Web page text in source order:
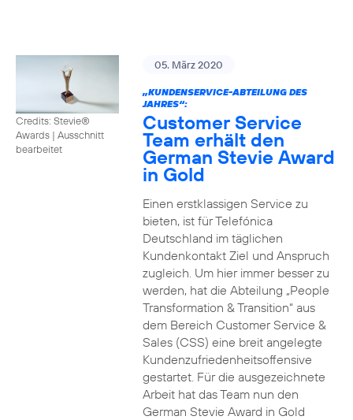
Credits: Stevie®
Awards | Ausschnitt
bearbeitet
05. März 2020
„KUNDENSERVICE-ABTEILUNG DES
JAHRES“:
Customer Service
Team erhält den
German Stevie Award
in Gold
Einen erstklassigen Service zu
bieten, ist für Telefónica
Deutschland im täglichen
Kundenkontakt Ziel und Anspruch
zugleich. Um hier immer besser zu
werden, hat die Abteilung „People
Transformation & Transition“ aus
dem Bereich Customer Service &
Sales (CSS) eine breit angelegte
Kundenzufriedenheitsoffensive
gestartet. Für die ausgezeichnete
Arbeit hat das Team nun den
German Stevie Award in Gold